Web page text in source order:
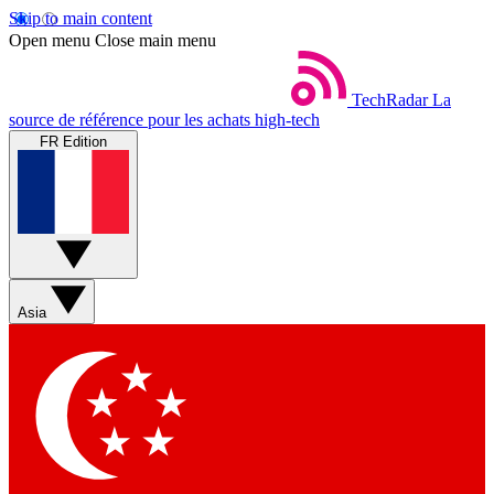
Skip to main content
Open menu Close main menu
TechRadar La
source de référence pour les achats high-tech
FR Edition
Asia